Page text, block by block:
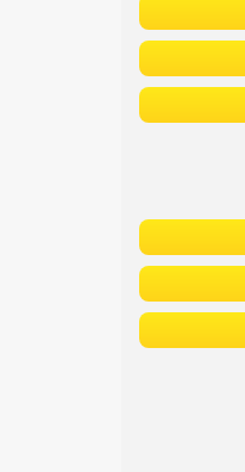
Сетевые отели Турции
Сетевые отели Египта
Сетевые отели Шри Ланки